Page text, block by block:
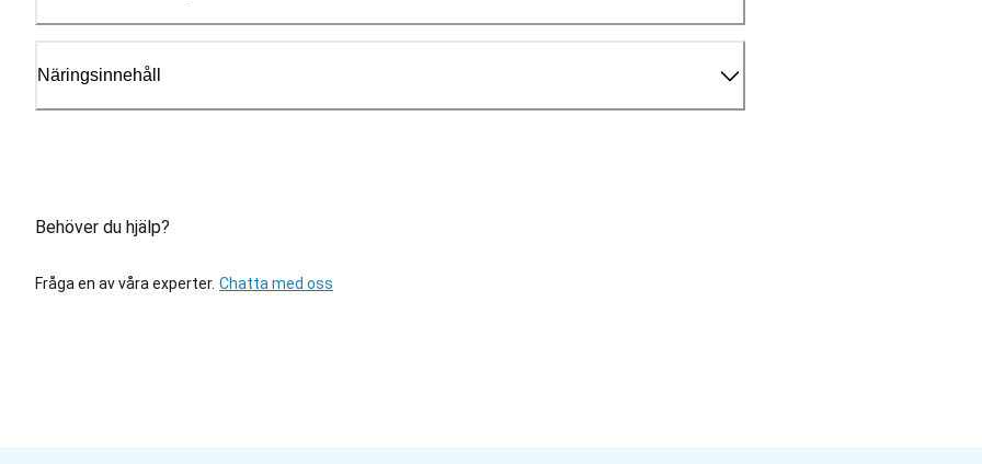
Näringsinnehåll
Behöver du hjälp?
Fråga en av våra experter. Chatta med oss